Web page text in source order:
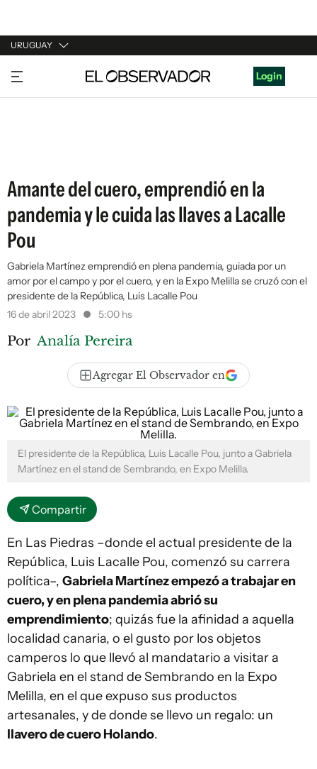
URUGUAY
URUGUAY
ARGENTINA
Login
Amante del cuero, emprendió en la
pandemia y le cuida las llaves a Lacalle
Pou
Gabriela Martínez emprendió en plena pandemia, guiada por un
amor por el campo y por el cuero, y en la Expo Melilla se cruzó con el
presidente de la República, Luis Lacalle Pou
16 de abril 2023
5:00 hs
Por Analía Pereira
Agregar El Observador en
El presidente de la República, Luis Lacalle Pou, junto a Gabriela
Martínez en el stand de Sembrando, en Expo Melilla.
Compartir
En Las Piedras –donde el actual presidente de la
República, Luis Lacalle Pou, comenzó su carrera
política–, Gabriela Martínez empezó a trabajar en
cuero, y en plena pandemia abrió su
emprendimiento; quizás fue la afinidad a aquella
localidad canaria, o el gusto por los objetos
camperos lo que llevó al mandatario a visitar a
Gabriela en el stand de Sembrando en la Expo
Melilla, en el que expuso sus productos
artesanales, y de donde se llevo un regalo: un
llavero de cuero Holando.